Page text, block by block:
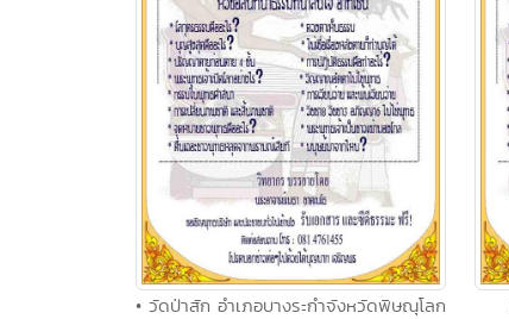
• วัดป่าสัก อำเภอบางระกำจังหวัดพิษณุโลก